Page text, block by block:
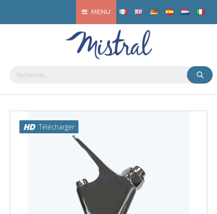
MENU
Télécharger